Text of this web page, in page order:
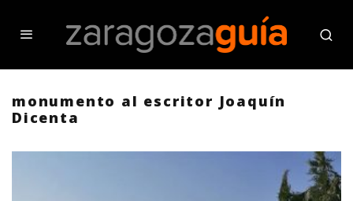
monumento al escritor Joaquín
Dicenta